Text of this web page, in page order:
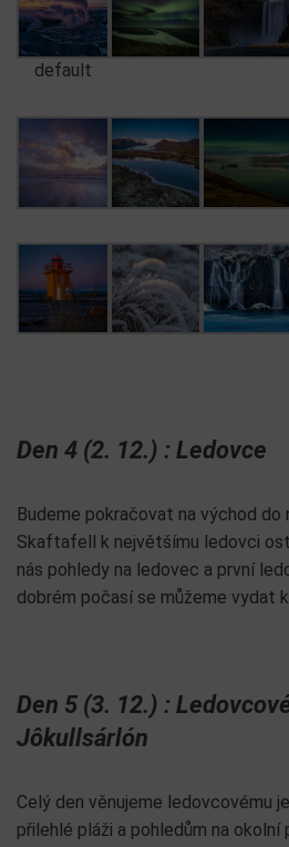
default
Den 4 (2. 12.) : Ledovce
Budeme pokračovat na východ do
Skaftafell k největšímu ledovci
nás pohledy na ledovec a první
dobrém počasí se můžeme vydat
Den 5 (3. 12.) :
Jôkullsárlón
Celý den věnujeme ledovcovému
přilehlé pláži a pohledům na okolní